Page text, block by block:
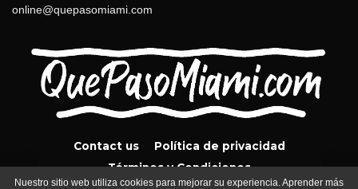
online@quepasomiami.com
Contact us
Política de privacidad
Términos y Condiciones
Nuestro sitio web utiliza cookies para mejorar su experiencia. Aprender más